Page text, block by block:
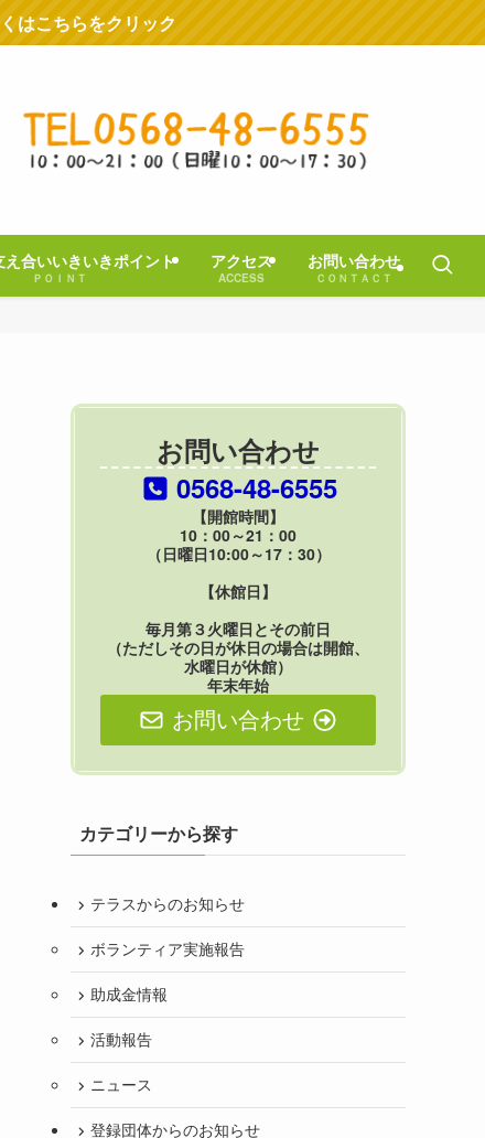
はこちらをクリック
え合いいきいきポイント
ＰＯＩＮＴ
アクセス
ACCESS
お問い合わせ
ＣＯＮＴＡＣＴ
お問い合わせ
0568-48-6555
【開館時間】
10：00～21：00
（日曜日10:00～17：30）
【休館日】
毎月第３火曜日とその前日
（ただしその日が休日の場合は開館、
水曜日が休館）
年末年始
お問い合わせ
カテゴリーから探す
テラスからのお知らせ
ボランティア実施報告
助成金情報
活動報告
ニュース
登録団体からのお知らせ